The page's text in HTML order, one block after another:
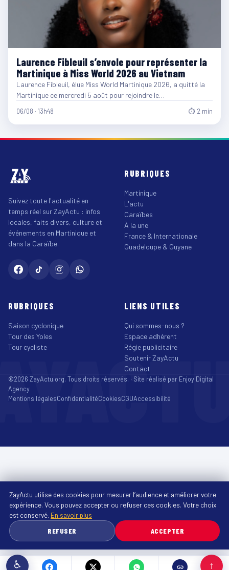
Laurence Fibleuil s’envole pour représenter la
Martinique à Miss World 2026 au Vietnam
Laurence Fibleuil, élue Miss World Martinique 2026, a quitté la
Martinique ce mercredi 5 août pour rejoindre le…
06/08 · 13h48 ⏱ 2 min
Suivez toute l'actualité en
temps réel sur ZayActu : infos
locales, faits divers, culture et
événements en Martinique et
dans la Caraïbe.
RUBRIQUES
Martinique
L'actu
Caraïbes
À la une
France & Internationale
Guadeloupe & Guyane
RUBRIQUES
Saison cyclonique
Tour des Yoles
Tour cycliste
LIENS UTILES
Qui sommes-nous ?
Espace adhérent
Régie publicitaire
Soutenir ZayActu
Contact
©2026 ZayActu.org. Tous droits réservés. · Site réalisé par Enjoy Digital
Agency
Mentions légalesConfidentialitéCookiesCGUAccessibilité
♿ ↑
ZayActu utilise des cookies pour mesurer l’audience et améliorer votre
expérience. Vous pouvez accepter ou refuser ces cookies. Votre choix
est conservé. En savoir plus
REFUSER
ACCEPTER